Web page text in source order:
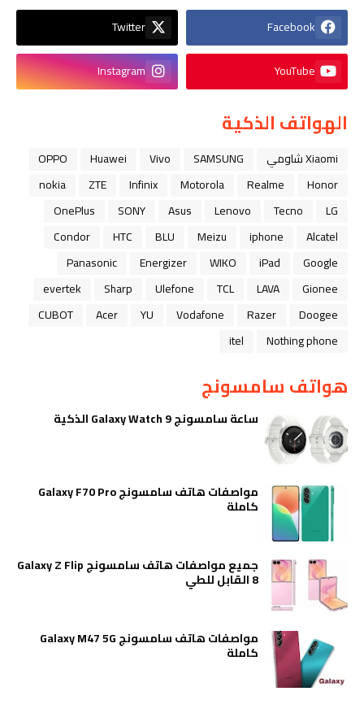
Facebook
Twitter
YouTube
Instagram
الهواتف الذكية
Xiaomi شاومي SAMSUNG
Vivo
Huawei
OPPO
Honor
Realme
Motorola
Infinix
ZTE
nokia
LG
Tecno
Lenovo
Asus
SONY
OnePlus
Alcatel
iphone
Meizu
BLU
HTC
Condor
Google
iPad
WIKO
Energizer
Panasonic
Gionee
LAVA
TCL
Ulefone
Sharp
evertek
Doogee
Razer
Vodafone
YU
Acer
CUBOT
Nothing phone
itel
هواتف سامسونج
ساعة سامسونج Galaxy Watch 9 الذكية
مواصفات هاتف سامسونج Galaxy F70 Pro
كاملة
جميع مواصفات هاتف سامسونج Galaxy Z Flip
8 القابل للطي
مواصفات هاتف سامسونج Galaxy M47 5G
كاملة